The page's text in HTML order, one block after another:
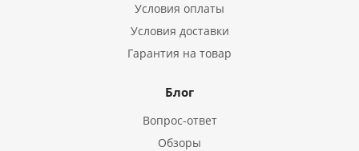
Условия оплаты
Условия доставки
Гарантия на товар
Блог
Вопрос-ответ
Обзоры